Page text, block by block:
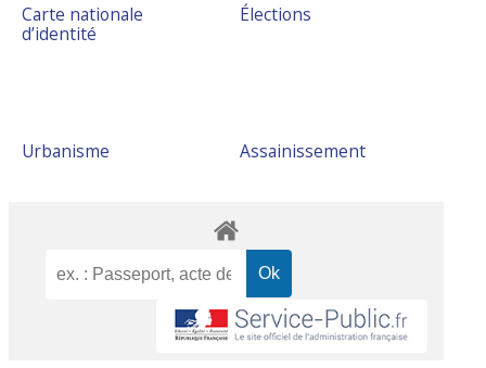
Carte nationale
d’identité
Élections
Urbanisme Assainissement